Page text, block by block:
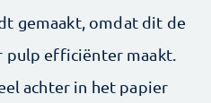
gemaakt, omdat dit de
pulp efficiënter maakt.
achter in het papier